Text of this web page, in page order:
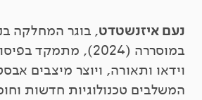
נעם איזנשטדט, בוגר המחלקה
במוסררה (2024),
וידאו ותאורה, ויוצר מיצבים
המשלבים טכנולוגיות חדשות